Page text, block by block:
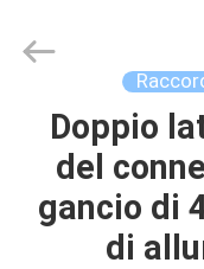
CASA.
PRODOTTI
Jingji
Technology
Doppio
del
gancio di
di